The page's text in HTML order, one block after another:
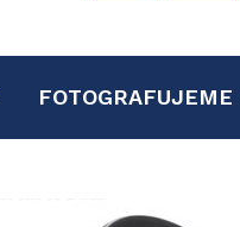
FOTOGRAFUJEME